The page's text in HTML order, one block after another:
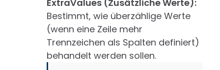
ExtraValues (Zusätzliche Werte):
Bestimmt, wie überzählige Werte
(wenn eine Zeile mehr
Trennzeichen als Spalten definiert)
behandelt werden sollen.